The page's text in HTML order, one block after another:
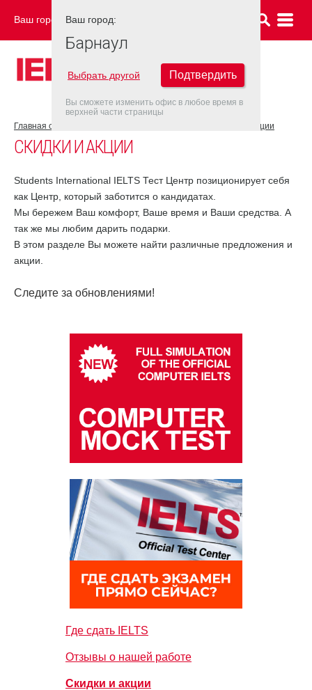
Ваш город: БАРНАУЛ
Главная страница Скидки и акции
СКИДКИ И АКЦИИ
Students International IELTS Тест Центр позиционирует себя
как Центр, который заботится о кандидатах.
Мы бережем Ваш комфорт, Ваше время и Ваши средства. А
так же мы любим дарить подарки.
В этом разделе Вы можете найти различные предложения и
акции.
Следите за обновлениями!
Где сдать IELTS
Отзывы о нашей работе
Скидки и акции
Ваш город:
Барнаул
Выбрать другой Подтвердить
Вы сможете изменить офис в любое время в
верхней части страницы